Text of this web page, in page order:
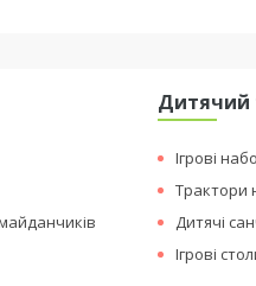
Дитячий
Ігрові
Трактори
Дитячі
Ігрові